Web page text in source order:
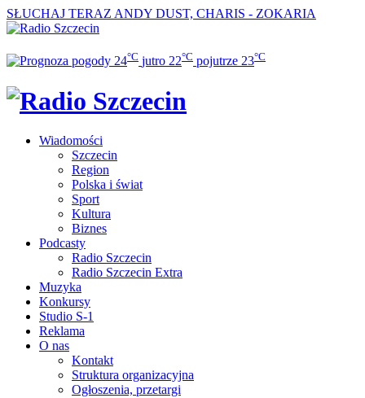
SŁUCHAJ TERAZ ANDY DUST, CHARIS - ZOKARIA
24°C jutro 22°C pojutrze 23°C
Wiadomości
Szczecin
Region
Polska i świat
Sport
Kultura
Biznes
Podcasty
Radio Szczecin
Radio Szczecin Extra
Muzyka
Konkursy
Studio S-1
Reklama
O nas
Kontakt
Struktura organizacyjna
Ogłoszenia, przetargi